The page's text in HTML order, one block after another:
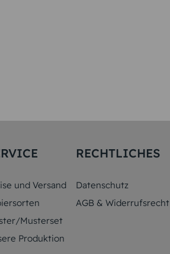
und Versand
Musterset
Produktion
RECHTLICHES
Datenschutz
AGB & Widerrufsrecht